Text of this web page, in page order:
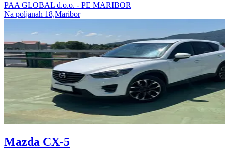
PAA GLOBAL d.o.o. - PE MARIBOR
Na poljanah 18,Maribor
Mazda CX-5